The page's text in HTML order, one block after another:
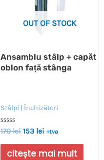
OUT OF STOCK
Ansamblu stâlp + capăt
oblon față stânga
Stâlpi | Închizători
Evaluat
0
din
170lei 153 lei +tva
citește mai mult